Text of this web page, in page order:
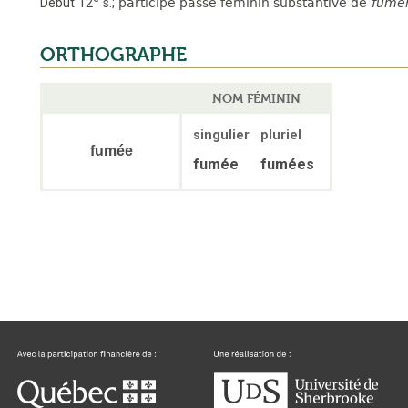
ORTHOGRAPHE
NOM FÉMININ
fumée
singulier pluriel
fumée fumées